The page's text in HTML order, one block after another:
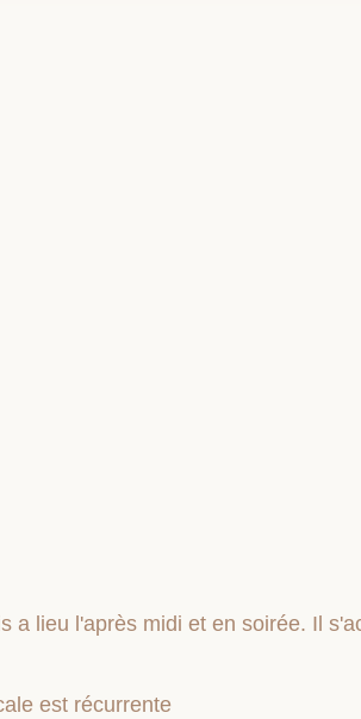
a lieu l'après midi et en soirée. Il
est récurrente